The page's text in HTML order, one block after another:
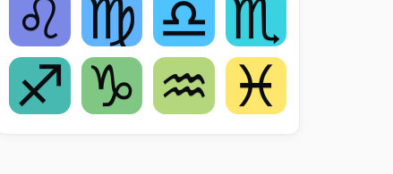
♌ ♍ ♎ ♏
♐ ♑ ♒ ♓